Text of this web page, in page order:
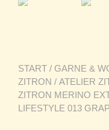
START / GARNE &
ZITRON / ATELIER
ZITRON MERINO
LIFESTYLE 013